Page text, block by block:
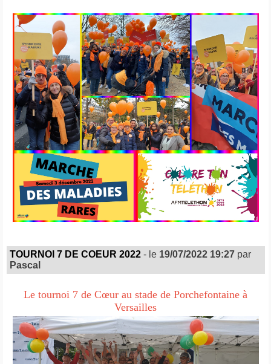
TOURNOI 7 DE COEUR 2022 - le 19/07/2022 19:27par
Pascal
Le tournoi 7 de Cœur au stade de Porchefontaine à
Versailles